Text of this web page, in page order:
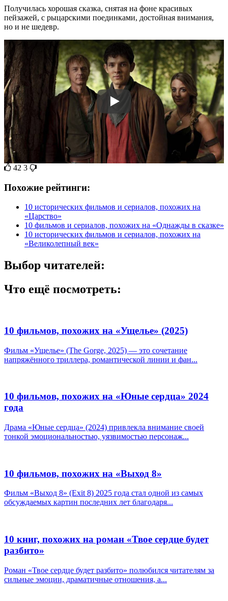
Получилась хорошая сказка, снятая на фоне красивых
пейзажей, с рыцарскими поединками, достойная внимания,
но и не шедевр.
42 3
Похожие рейтинги:
10 исторических фильмов и сериалов, похожих на
«Царство»
10 фильмов и сериалов, похожих на «Однажды в сказке»
10 исторических фильмов и сериалов, похожих на
«Великолепный век»
Выбор читателей:
Что ещё посмотреть:
10 фильмов, похожих на «Ущелье» (2025)
Фильм «Ущелье» (The Gorge, 2025) — это сочетание
напряжённого триллера, романтической линии и фан...
10 фильмов, похожих на «Юные сердца» 2024
года
Драма «Юные сердца» (2024) привлекла внимание своей
тонкой эмоциональностью, уязвимостью персонаж...
10 фильмов, похожих на «Выход 8»
Фильм «Выход 8» (Exit 8) 2025 года стал одной из самых
обсуждаемых картин последних лет благодаря...
10 книг, похожих на роман «Твое сердце будет
разбито»
Роман «Твое сердце будет разбито» полюбился читателям за
сильные эмоции, драматичные отношения, а...